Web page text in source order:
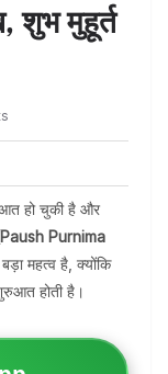
शुभ मुहूर्त
News) बदल गया कॉपी
बदलाव
हो चुकी है और
Purnima
महत्व है, क्योंकि
होती है।